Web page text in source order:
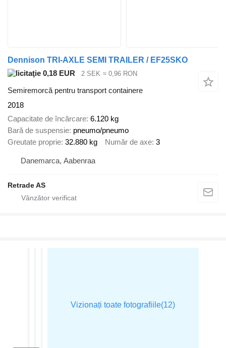
Dennison TRI-AXLE SEMI TRAILER / EF25SKO
0,18 EUR
2 SEK ≈ 0,96 RON
Semiremorcă pentru transport containere
2018
Capacitate de încărcare 6.120 kg
Bară de suspensie pneumo/pneumo
Greutate proprie 32.880 kg Număr de axe 3
Danemarca, Aabenraa
Retrade AS